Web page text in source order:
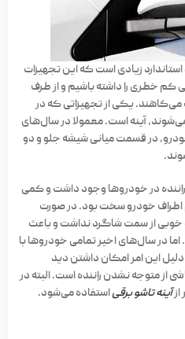
زیادی است که این تجهیزات
کم خطری را داشته باشیم و از طرف
یکی از تجهیزاتی که در
آینه است. معمولا در سال‌های
در قسمت میانی شیشه جلو و دو
در خودروها وجود داشت و کمی
اطراف خودرو سخت بود. در صورت
خوبی از سمت شاگرد نداشت و باعث
در سال‌های اخیر تمامی خودروها با
این امر امکان داشتن دید
از متوجه نشدن راننده است. البته در
آینه تاشو برقیاستفاده می‌شود.